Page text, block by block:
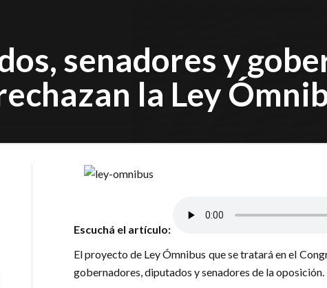
senadores y
la Ley
Escuchá el artículo:
El proyecto de Ley Ómnibus que se tratará en el
gobernadores, diputados y senadores de la oposición.